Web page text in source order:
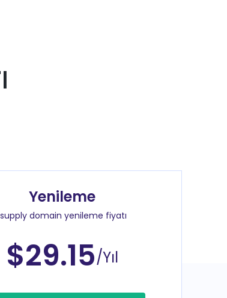
Yenileme
domain yenileme fiyatı
$29.15/Yıl